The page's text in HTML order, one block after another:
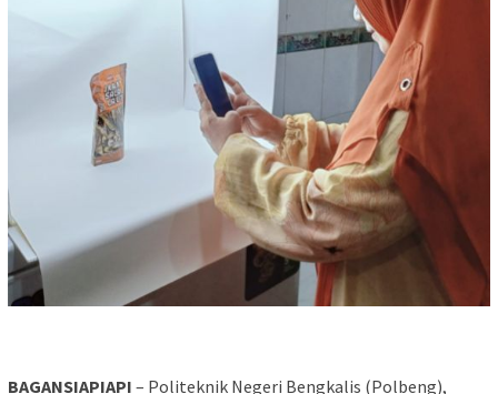
BAGANSIAPIAPI – Politeknik Negeri Bengkalis (Polbeng),